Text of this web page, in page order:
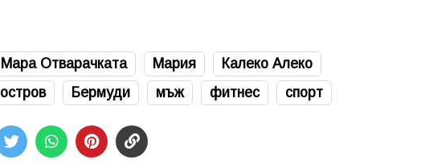
Мара Отварачката Мария
Калеко Алеко
остров Бермуди мъж фитнес спорт